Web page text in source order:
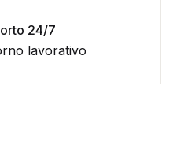
24/7
lavorativo